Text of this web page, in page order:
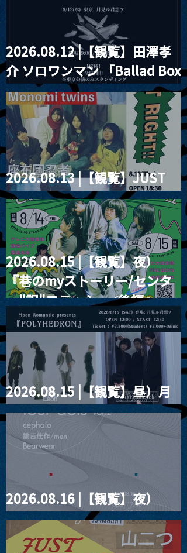
2026.08.12 |【観覧】田澤孝
介 ソロワンマン 「Ballad Box
2026」
2026.08.13 |【観覧】JUST
RIGHT!! vol.26
2026.08.15 |【観覧】夜）
『巷のmyストーリー/センタ
ー"訳"フラッシュ⚡️後編』
2026.08.15 |【観覧】昼）月
見ルpre.『POLYHEDRON』
2026.08.16 |【観覧】夜）
four dots vol.2